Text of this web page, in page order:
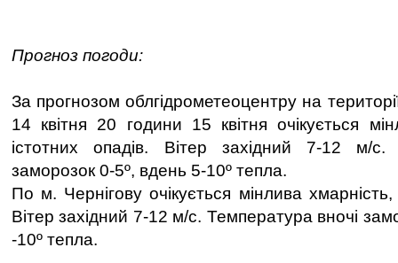
Прогноз погоди:
За прогнозом облгідрометеоцентру на
14 квітня 20 години 15 квітня очікується
істотних опадів. Вітер західний 7-12 м/с.
заморозок 0-5º, вдень 5-10º тепла.
По м. Чернігову очікується мінлива хмарність,
Вітер західний 7-12 м/с. Температура вночі
-10º тепла.